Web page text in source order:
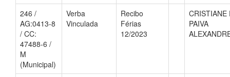
246 /
AG:0413-8
/ CC:
47488-6 /
M
(Municipal)
Verba
Vinculada
Recibo
Férias
12/2023
CRISTIANE
PAIVA